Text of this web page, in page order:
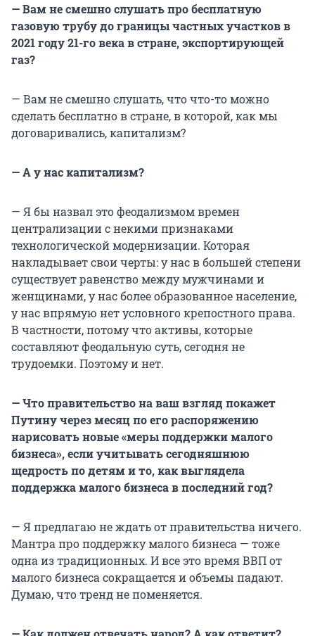
— Вам не смешно слушать про бесплатную
газовую трубу до границы частных участков в
2021 году 21-го века в стране, экспортирующей
газ?
— Вам не смешно слушать, что что-то можно
сделать бесплатно в стране, в которой, как мы
договаривались, капитализм?
— А у нас капитализм?
— Я бы назвал это феодализмом времен
централизации с некими признаками
технологической модернизации. Которая
накладывает свои черты: у нас в большей степени
существует равенство между мужчинами и
женщинами, у нас более образованное население,
у нас впрямую нет условного крепостного права.
В частности, потому что активы, которые
составляют феодальную суть, сегодня не
трудоемки. Поэтому и нет.
— Что правительство на ваш взгляд покажет
Путину через месяц по его распоряжению
нарисовать новые «меры поддержки малого
бизнеса», если учитывать сегодняшнюю
щедрость по детям и то, как выглядела
поддержка малого бизнеса в последний год?
— Я предлагаю не ждать от правительства ничего.
Мантра про поддержку малого бизнеса — тоже
одна из традиционных. И все это время ВВП от
малого бизнеса сокращается и объемы падают.
Думаю, что тренд не поменяется.